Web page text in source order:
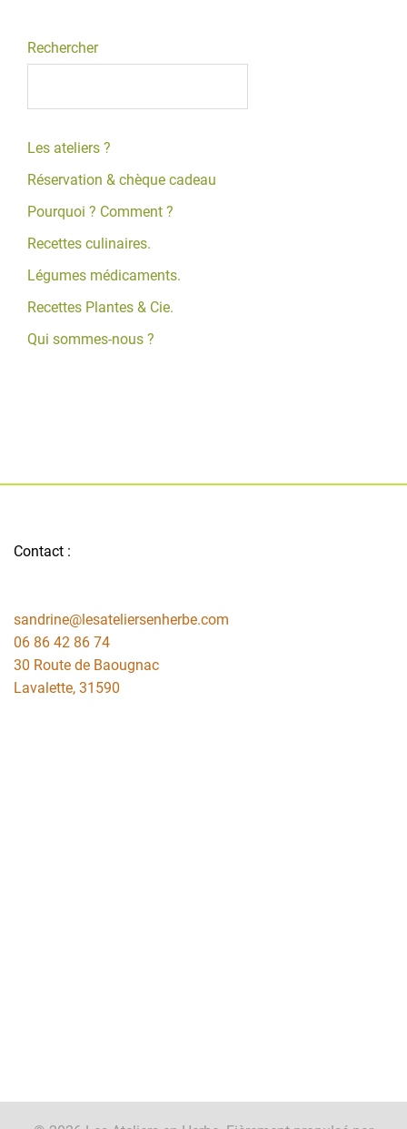
Rechercher
Les ateliers ?
Réservation & chèque cadeau
Pourquoi ? Comment ?
Recettes culinaires.
Légumes médicaments.
Recettes Plantes & Cie.
Qui sommes-nous ?
Contact :
sandrine@lesateliersenherbe.com
06 86 42 86 74
30 Route de Baougnac
Lavalette, 31590